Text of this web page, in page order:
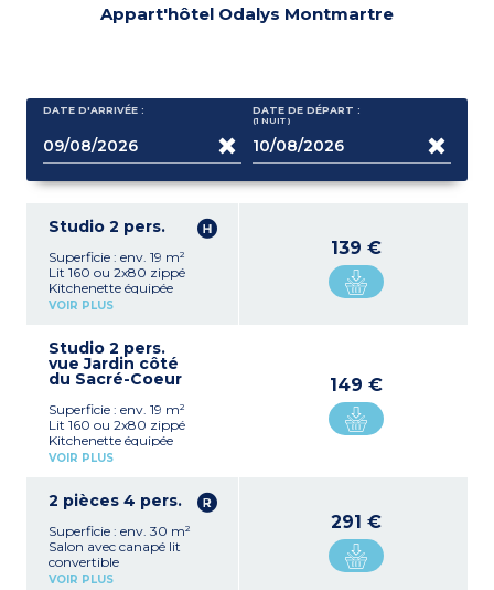
Appart'hôtel Odalys Montmartre
DATE D'ARRIVÉE : DATE DE DÉPART :
(1 NUIT )
Studio 2 pers.
Superficie : env. 19 m²
Lit 160 ou 2x80 zippé
Kitchenette équipée
(plaque de cuisson, frigo
cafetière)
Salle de bains avec
baignoire, sèche-cheveux,
TV, (chaînes
internationales), accès
WIFI, coffre-fort
VOIR PLUS
139 €
Studio 2 pers.
vue Jardin côté
du Sacré-Coeur
Superficie : env. 19 m²
Lit 160 ou 2x80 zippé
Kitchenette équipée
(plaque de cuisson, frigo
cafetière)
baignoire, sèche-cheveux,
miroir grossissant
TV, (chaînes
internationales), accès
VOIR PLUS
149 €
2 pièces 4 pers.
Superficie : env. 30 m²
Salon avec canapé lit
convertible
Lit 160 ou 2x80 zippé
VOIR PLUS
291 €